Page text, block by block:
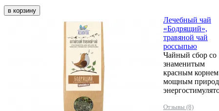
в корзину
Лечебный чай
«Бодрящий»,
травяной чай
россыпью
Чайный сбор со
знаменитым
красным
мощным
Отзывы (8)